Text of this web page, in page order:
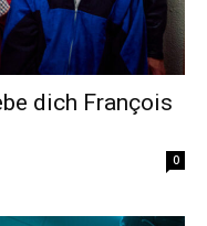
dich François
0